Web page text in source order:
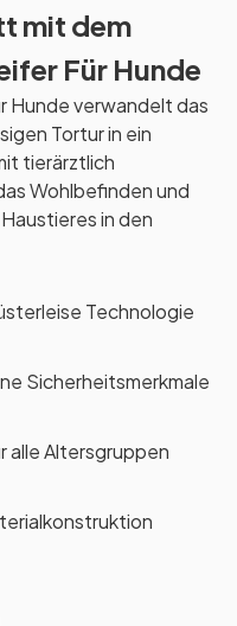
mit dem
Für Hunde
Hunde verwandelt das
Tortur in ein
tierärztlich
Wohlbefinden und
in den
Technologie
Sicherheitsmerkmale
Altersgruppen